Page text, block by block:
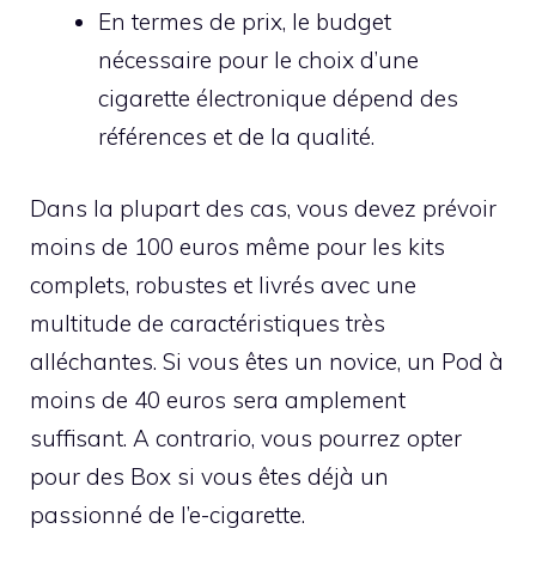
En termes de prix, le budget
nécessaire pour le choix d’une
cigarette électronique dépend des
références et de la qualité.
Dans la plupart des cas, vous devez prévoir
moins de 100 euros même pour les kits
complets, robustes et livrés avec une
multitude de caractéristiques très
alléchantes. Si vous êtes un novice, un Pod à
moins de 40 euros sera amplement
suffisant. A contrario, vous pourrez opter
pour des Box si vous êtes déjà un
passionné de l’e-cigarette.